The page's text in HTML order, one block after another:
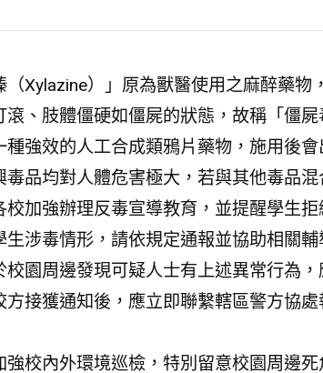
（Xylazine）」原為獸醫使用之麻醉藥
滾、肢體僵硬如僵屍的狀態，故稱「僵
種強效的人工合成類鴉片藥物，施用後
毒品均對人體危害極大，若與其他毒品
校加強辦理反毒宣導教育，並提醒學生
生涉毒情形，請依規定通報並協助相關輔
校園周邊發現可疑人士有上述異常行為
方接獲通知後，應立即聯繫轄區警方協
強校內外環境巡檢，特別留意校園周邊